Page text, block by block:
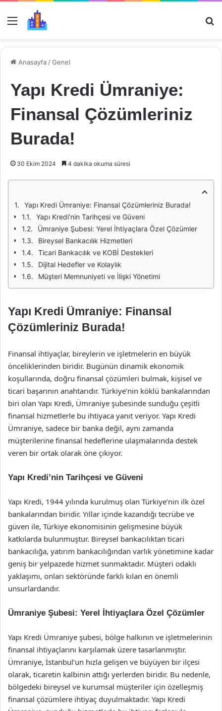
Menü
Anasayfa /Genel
Yapı Kredi Ümraniye:
Finansal Çözümleriniz
Burada!
30 Ekim 2024 4 dakika okuma süresi
Yapı Kredi Ümraniye: Finansal Çözümleriniz Burada!
Yapı Kredi’nin Tarihçesi ve Güveni
Ümraniye Şubesi: Yerel İhtiyaçlara Özel Çözümler
Bireysel Bankacılık Hizmetleri
Ticari Bankacılık ve KOBİ Destekleri
Dijital Hedefler ve Kolaylık
Müşteri Memnuniyeti ve İlişki Yönetimi
Yapı Kredi Ümraniye: Finansal
Çözümleriniz Burada!
Finansal ihtiyaçlar, bireylerin ve işletmelerin en büyük
önceliklerinden biridir. Bugünün dinamik ekonomik
koşullarında, doğru finansal çözümleri bulmak, kişisel ve
ticari başarının anahtarıdır. Türkiye’nin köklü bankalarından
biri olan Yapı Kredi, Ümraniye şubesinde sunduğu çeşitli
finansal hizmetlerle bu ihtiyaca yanıt veriyor. Yapı Kredi
Ümraniye, sadece bir banka değil, aynı zamanda
müşterilerine finansal hedeflerine ulaşmalarında destek
veren bir ortak olarak öne çıkıyor.
Yapı Kredi’nin Tarihçesi ve Güveni
Yapı Kredi, 1944 yılında kurulmuş olan Türkiye’nin ilk özel
bankalarından biridir. Yıllar içinde kazandığı tecrübe ve
güven ile, Türkiye ekonomisinin gelişmesine büyük
katkılarda bulunmuştur. Bireysel bankacılıktan ticari
bankacılığa, yatırım bankacılığından varlık yönetimine kadar
geniş bir yelpazede hizmet sunmaktadır. Müşteri odaklı
yaklaşımı, onları sektöründe farklı kılan en önemli
unsurlardandır.
Ümraniye Şubesi: Yerel İhtiyaçlara Özel Çözümler
Yapı Kredi Ümraniye şubesi, bölge halkının ve işletmelerinin
finansal ihtiyaçlarını karşılamak üzere tasarlanmıştır.
Ümraniye, İstanbul’un hızla gelişen ve büyüyen bir ilçesi
olarak, ticaretin kalbinin attığı yerlerden biridir. Bu nedenle,
bölgedeki bireysel ve kurumsal müşteriler için özelleşmiş
finansal çözümlere ihtiyaç duyulmaktadır. Yapı Kredi